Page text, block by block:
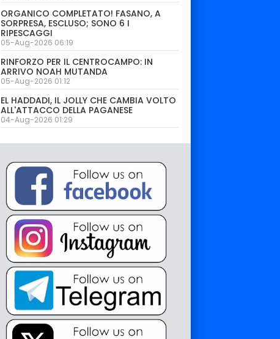
ORGANICO COMPLETATO! FASANO, A
SORPRESA, ESCLUSO; SONO 6 I
RIPESCAGGI
05-Aug-2026 06:19
RINFORZO PER IL CENTROCAMPO: IN
ARRIVO NOAH MUTANDA
05-Aug-2026 01:12
EL HADDADI, IL JOLLY CHE CAMBIA VOLTO
ALL'ATTACCO DELLA PAGANESE
04-Aug-2026 01:29